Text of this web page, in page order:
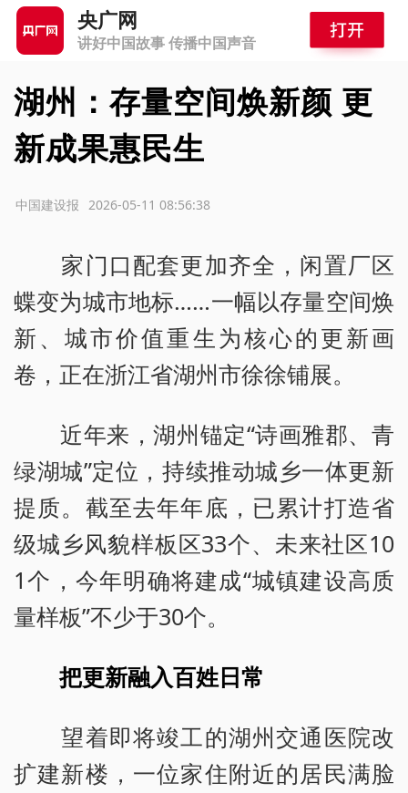
央广网
讲好中国故事 传播中国声音
湖州：存量空间焕新颜 更
新成果惠民生
2026-05-11 08:56:38
中国建设报
家门口配套更加齐全，闲置厂区
蝶变为城市地标……一幅以存量空间焕
新、城市价值重生为核心的更新画
卷，正在浙江省湖州市徐徐铺展。
近年来，湖州锚定“诗画雅郡、青
绿湖城”定位，持续推动城乡一体更新
提质。截至去年年底，已累计打造省
级城乡风貌样板区33个、未来社区10
1个，今年明确将建成“城镇建设高质
量样板”不少于30个。
把更新融入百姓日常
望着即将竣工的湖州交通医院改
扩建新楼，一位家住附近的居民满脸